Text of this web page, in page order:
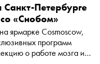
Санкт-Петербурге
«Снобом»
ярмарке Cosmoscow,
программ
о работе мозга и